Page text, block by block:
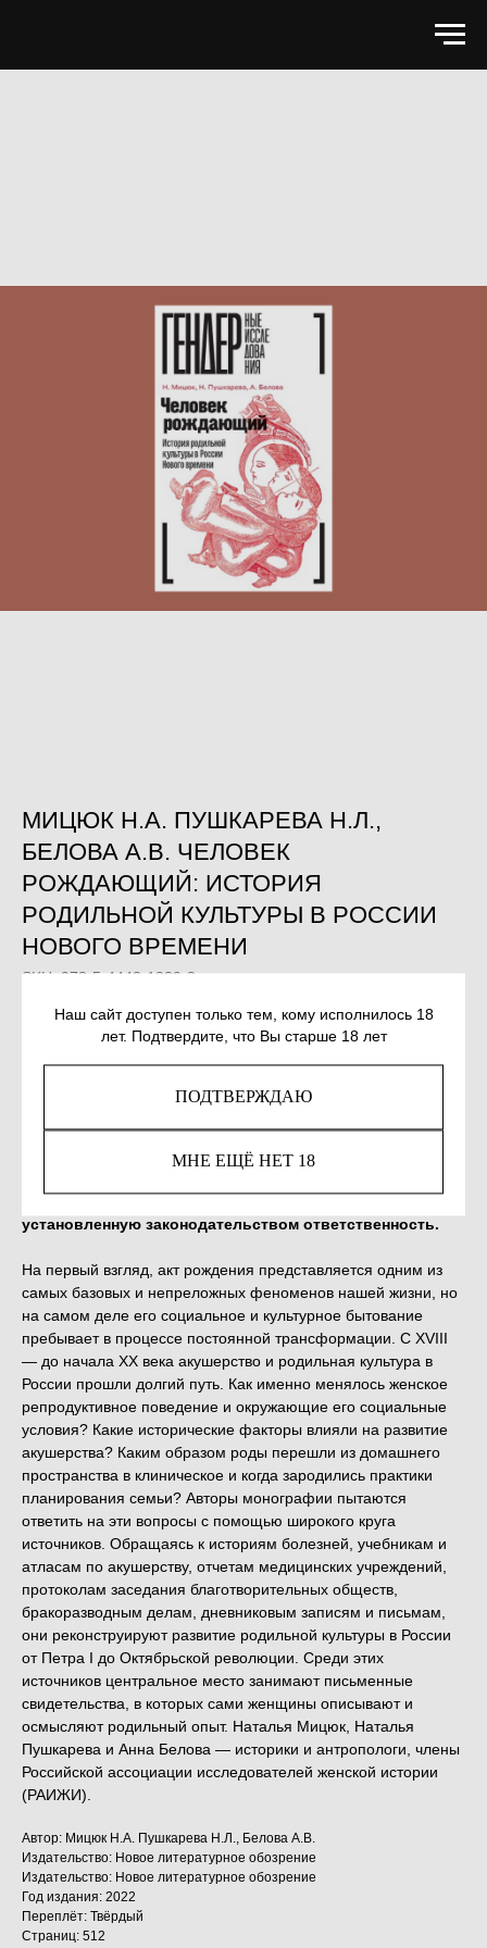
Наш сайт доступен только тем, кому исполнилось 18
лет. Подтвердите, что Вы старше 18 лет
ПОДТВЕРЖДАЮ
МНЕ ЕЩЁ НЕТ 18
МИЦЮК Н.А. ПУШКАРЕВА Н.Л.,
БЕЛОВА А.В. ЧЕЛОВЕК
РОЖДАЮЩИЙ: ИСТОРИЯ
РОДИЛЬНОЙ КУЛЬТУРЫ В РОССИИ
НОВОГО ВРЕМЕНИ
SKU:978-5-4448-1839-8
1 400 р.
Незаконное потребление наркотических средств,
установленную законодательством ответственность.
На первый взгляд, акт рождения представляется одним из
самых базовых и непреложных феноменов нашей жизни, но
на самом деле его социальное и культурное бытование
пребывает в процессе постоянной трансформации. С XVIII
— до начала XX века акушерство и родильная культура в
России прошли долгий путь. Как именно менялось женское
репродуктивное поведение и окружающие его социальные
условия? Какие исторические факторы влияли на развитие
акушерства? Каким образом роды перешли из домашнего
пространства в клиническое и когда зародились практики
планирования семьи? Авторы монографии пытаются
ответить на эти вопросы с помощью широкого круга
источников. Обращаясь к историям болезней, учебникам и
атласам по акушерству, отчетам медицинских учреждений,
протоколам заседания благотворительных обществ,
бракоразводным делам, дневниковым записям и письмам,
они реконструируют развитие родильной культуры в России
от Петра I до Октябрьской революции. Среди этих
источников центральное место занимают письменные
свидетельства, в которых сами женщины описывают и
осмысляют родильный опыт. Наталья Мицюк, Наталья
Пушкарева и Анна Белова — историки и антропологи, члены
Российской ассоциации исследователей женской истории
(РАИЖИ).
Автор: Мицюк Н.А. Пушкарева Н.Л., Белова А.В.
Издательство: Новое литературное обозрение
Издательство: Новое литературное обозрение
Год издания: 2022
Переплёт: Твёрдый
Страниц: 512